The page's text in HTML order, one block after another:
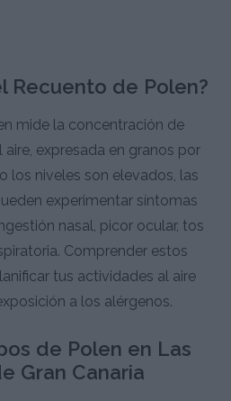
Recuento de Polen?
mide la concentración de
expresada en granos por
los niveles son elevados, las
experimentar síntomas
nasal, picor ocular, tos
Comprender estos
tus actividades al aire
a los alérgenos.
de Polen en Las
Gran Canaria